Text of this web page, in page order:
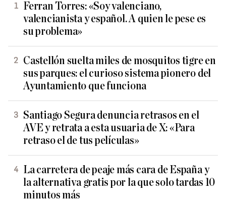
Ferran Torres: «Soy valenciano,
valencianista y español. A quien le pese es
su problema»
Castellón suelta miles de mosquitos tigre en
sus parques: el curioso sistema pionero del
Ayuntamiento que funciona
Santiago Segura denuncia retrasos en el
AVE y retrata a esta usuaria de X: «Para
retraso el de tus películas»
La carretera de peaje más cara de España y
la alternativa gratis por la que solo tardas 10
minutos más